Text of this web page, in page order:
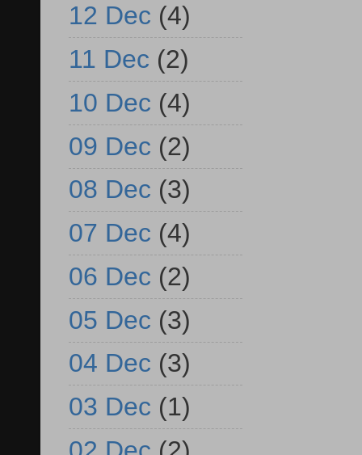
12 Dec (4)
11 Dec (2)
10 Dec (4)
09 Dec (2)
08 Dec (3)
07 Dec (4)
06 Dec (2)
05 Dec (3)
04 Dec (3)
03 Dec (1)